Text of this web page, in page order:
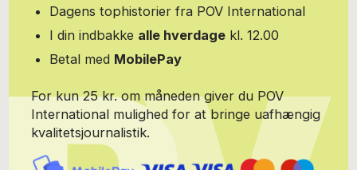
Dagens tophistorier fra POV International
I din indbakke alle hverdage kl. 12.00
Betal med MobilePay
For kun 25 kr. om måneden giver du POV
International mulighed for at bringe uafhængig
kvalitetsjournalistik.